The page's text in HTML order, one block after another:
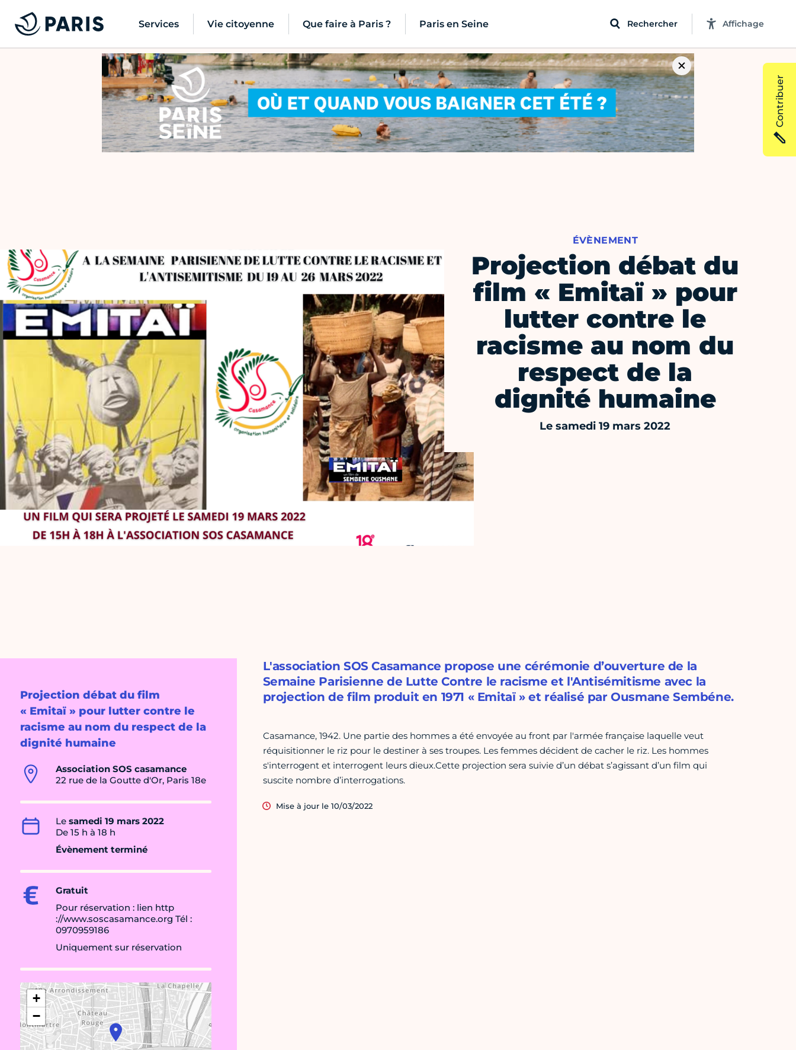
Services Vie citoyenne Que faire à Paris ? Paris en Seine Rechercher Affichage
ÉVÈNEMENT
Projection débat du
film « Emitaï » pour
lutter contre le
racisme au nom du
respect de la
dignité humaine
Le samedi 19 mars 2022
Projection débat du film
« Emitaï » pour lutter contre le
racisme au nom du respect de la
dignité humaine
Association SOS casamance
22 rue de la Goutte d'Or, Paris 18e
Le samedi 19 mars 2022
De 15 h à 18 h
Évènement terminé
Gratuit
Pour réservation : lien http
://www.soscasamance.org Tél :
0970959186
Uniquement sur réservation
+
−
L'association SOS Casamance propose une cérémonie d’ouverture de la
Semaine Parisienne de Lutte Contre le racisme et l'Antisémitisme avec la
projection de film produit en 1971 « Emitaï » et réalisé par Ousmane Sembéne.
Casamance, 1942. Une partie des hommes a été envoyée au front par l'armée française laquelle veut
réquisitionner le riz pour le destiner à ses troupes. Les femmes décident de cacher le riz. Les hommes
s'interrogent et interrogent leurs dieux.Cette projection sera suivie d’un débat s’agissant d’un film qui
suscite nombre d’interrogations.
Mise à jour le 10/03/2022
Contribuer